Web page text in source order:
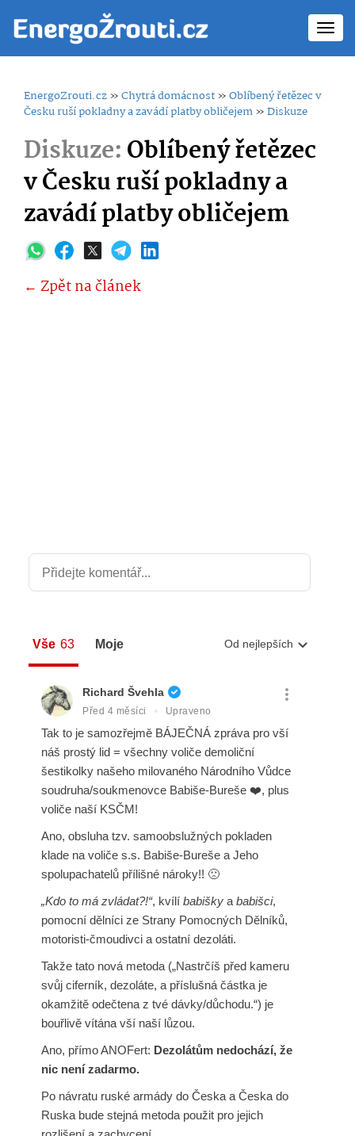
EnergoZrouti.cz»Chytrá domácnost»Oblíbený řetězec v
Česku ruší pokladny a zavádí platby obličejem»Diskuze
Diskuze:Oblíbený řetězec
v Česku ruší pokladny a
zavádí platby obličejem
← Zpět na článek